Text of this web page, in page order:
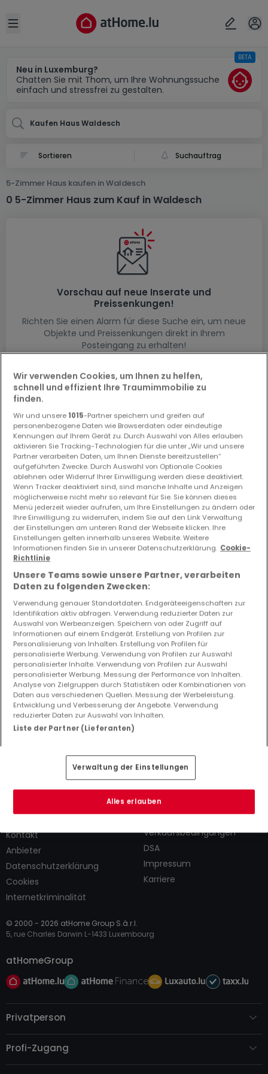
Open sidebar
Neu in Luxemburg?
Chatten Sie mit Thom, um Ihre Wohnungssuche
einfach und stressfrei zu gestalten.
BETA
Kaufen Haus Waldesch
Suchauftrag
5-Zimmer Haus kaufen in Waldesch
0 5-Zimmer Haus zum Kauf in Waldesch
Vorschau auf neue Inserate und
Preissenkungen!
Richten Sie einen Alarm für diese Suche ein, um neue
Objekte und Preissenkungen direkt in Ihrem
Posteingang zu erhalten!
Suchauftrag
Häuser in Waldesch (DE) - Suche mit einer
Zimmerangabe
1 Schlafzimmer
2 Schlafzimmer
3 Schlafzimmer
4 Schlafzimmer
5 Schlafzimmer
6 Schlafzimmer
Bitte ändern Sie Ihre Suche und versuchen Sie
es erneut
Top Suchaufträge
Immobilienanbieter in Waldesch (DE)
Immobilienbewertung
Ort
Abbrechen ok
Kontakt
Anbieter
Datenschutzerklärung
Cookies
Internetkriminalität
AGB
Verkaufsbedingungen
DSA
Impressum
Karriere
© 2000 - 2026 atHome Group S.à.r.l.
5, rue Charles Darwin L-1433 Luxembourg
atHomeGroup
Privatperson
Profi-Zugang
Wir verwenden Cookies, um Ihnen zu helfen,
schnell und effizient Ihre Traumimmobilie zu
finden.
Wir und unsere 1015-Partner speichern und greifen auf
personenbezogene Daten wie Browserdaten oder eindeutige
Kennungen auf Ihrem Gerät zu. Durch Auswahl von Alles erlauben
aktivieren Sie Tracking-Technologien für die unter „Wir und unsere
Partner verarbeiten Daten, um Ihnen Dienste bereitzustellen“
aufgeführten Zwecke. Durch Auswahl von Optionale Cookies
ablehnen oder Widerruf Ihrer Einwilligung werden diese deaktiviert.
Wenn Tracker deaktiviert sind, sind manche Inhalte und Anzeigen
möglicherweise nicht mehr so relevant für Sie. Sie können dieses
Menü jederzeit wieder aufrufen, um Ihre Einstellungen zu ändern oder
Ihre Einwilligung zu widerrufen, indem Sie auf den Link Verwaltung
der Einstellungen am unteren Rand der Webseite klicken. Ihre
Einstellungen gelten innerhalb unseres Website. Weitere
Informationen finden Sie in unserer Datenschutzerklärung. Cookie-
Richtlinie
Unsere Teams sowie unsere Partner, verarbeiten
Daten zu folgenden Zwecken:
Verwendung genauer Standortdaten. Endgeräteeigenschaften zur
Identifikation aktiv abfragen. Verwendung reduzierter Daten zur
Auswahl von Werbeanzeigen. Speichern von oder Zugriff auf
Informationen auf einem Endgerät. Erstellung von Profilen zur
Personalisierung von Inhalten. Erstellung von Profilen für
personalisierte Werbung. Verwendung von Profilen zur Auswahl
personalisierter Inhalte. Verwendung von Profilen zur Auswahl
personalisierter Werbung. Messung der Performance von Inhalten.
Analyse von Zielgruppen durch Statistiken oder Kombinationen von
Daten aus verschiedenen Quellen. Messung der Werbeleistung.
Entwicklung und Verbesserung der Angebote. Verwendung
reduzierter Daten zur Auswahl von Inhalten.
Liste der Partner (Lieferanten)
Verwaltung der Einstellungen
Alles erlauben